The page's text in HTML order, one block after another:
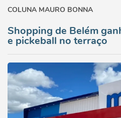
COLUNA MAURO BONNA
Shopping de Belém
e pickeball no terraço